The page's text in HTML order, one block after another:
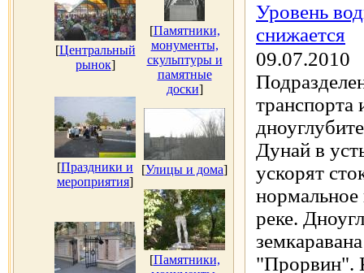
[Центральный
рынок]
[Памятники,
монументы,
скульптуры и
памятные
доски]
[Праздники и
мероприятия]
[Улицы и дома]
[Памятники,
Уровень
снижается
09.07.2010
транспорта
Дунай в
ускорят
нормальное
реке.
"Прорвин".